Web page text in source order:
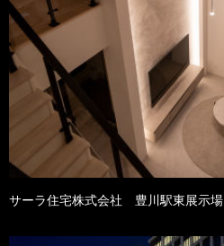
サーラ住宅株式会社 豊川駅東展示場